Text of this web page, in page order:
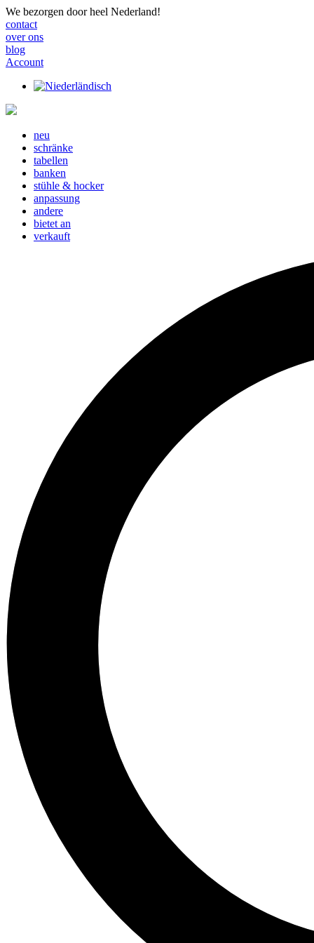
We bezorgen door heel Nederland!
contact
over ons
blog
Account
neu
schränke
tabellen
banken
stühle & hocker
anpassung
andere
bietet an
verkauft